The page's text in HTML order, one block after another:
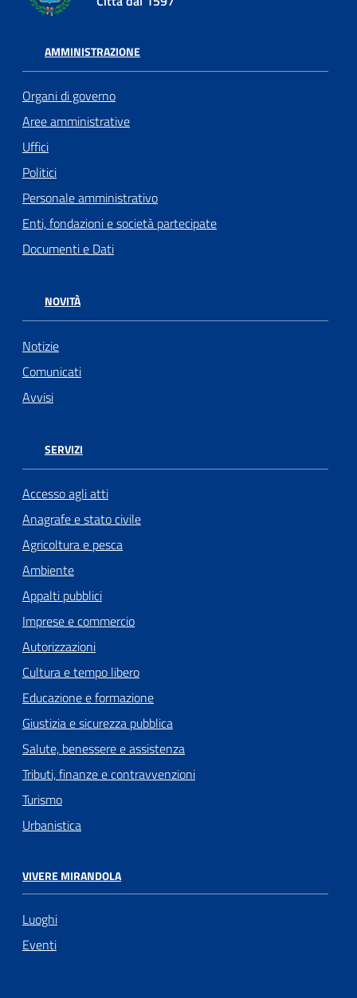
AMMINISTRAZIONE
Organi di governo
Aree amministrative
Uffici
Politici
Personale amministrativo
Enti, fondazioni e società partecipate
Documenti e Dati
NOVITÀ
Notizie
Comunicati
Avvisi
SERVIZI
Accesso agli atti
Anagrafe e stato civile
Agricoltura e pesca
Ambiente
Appalti pubblici
Imprese e commercio
Autorizzazioni
Cultura e tempo libero
Educazione e formazione
Giustizia e sicurezza pubblica
Salute, benessere e assistenza
Tributi, finanze e contravvenzioni
Turismo
Urbanistica
VIVERE MIRANDOLA
Luoghi
Eventi